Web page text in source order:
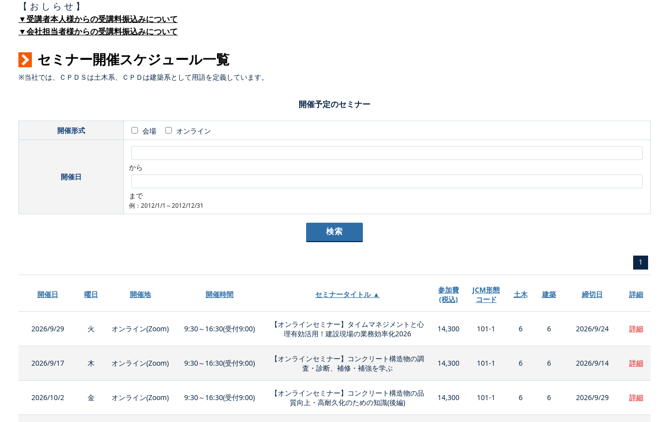
【 お し ら せ 】
▼受講者本人様からの受講料振込みについて
▼会社担当者様からの受講料振込みについて
セミナー開催スケジュール一覧
※当社では、ＣＰＤＳは土木系、ＣＰＤは建築系として用語を定義しています。
開催予定のセミナー
開催形式 会場 オンライン
開催日
から
まで
例：2012/1/1～2012/12/31
1
開催日 曜日 開催地 開催時間 セミナータイトル ▲
参加費
(税込)
JCM形態
コード
土木 建築 締切日 詳細
2026/9/29 火 オンライン(Zoom) 9:30～16:30(受付9:00)
【オンラインセミナー】タイムマネジメントと心
理有効活用！建設現場の業務効率化2026
14,300 101-1 6 6 2026/9/24 詳細
2026/9/17 木 オンライン(Zoom) 9:30～16:30(受付9:00)
【オンラインセミナー】コンクリート構造物の調
査・診断、補修・補強を学ぶ
14,300 101-1 6 6 2026/9/14 詳細
2026/10/2 金 オンライン(Zoom) 9:30～16:30(受付9:00)
【オンラインセミナー】コンクリート構造物の品
質向上・高耐久化のための知識(後編)
14,300 101-1 6 6 2026/9/29 詳細